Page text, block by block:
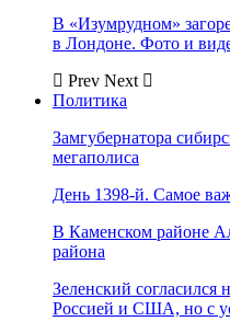
В «Изумрудном»
в Лондоне. Фото и
Prev Next
Политика
Замгубернатора
мегаполиса
День 1398-й. Самое
В Каменском районе
района
Зеленский согласился
Россией и США, но с